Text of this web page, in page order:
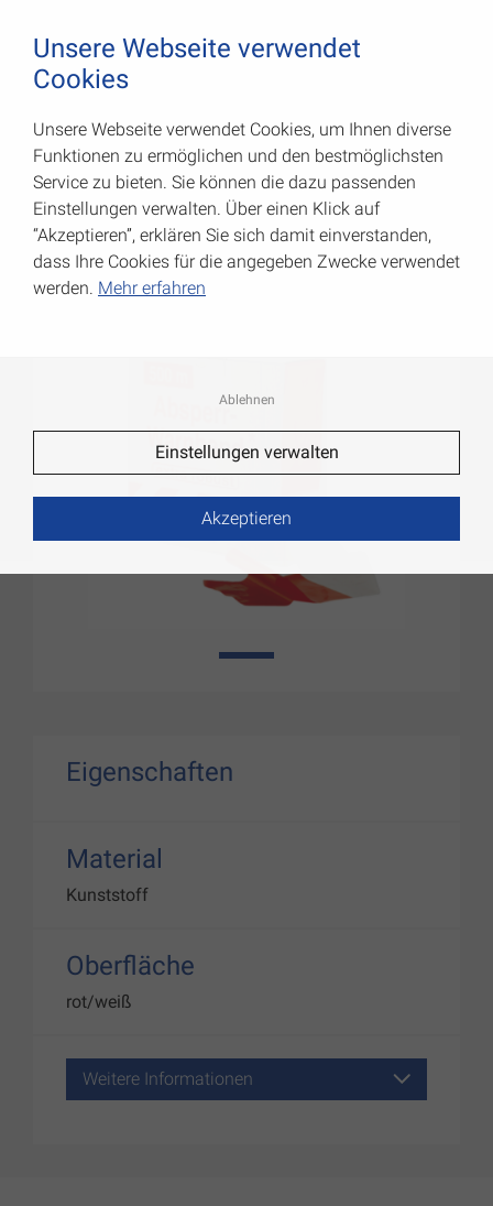
Absperrband (Flatterband)
Art.-Nr.: 007901522AV
1
Eigenschaften
Material
Kunststoff
Oberfläche
rot/weiß
Weitere Informationen
Unsere Webseite verwendet
Cookies
Unsere Webseite verwendet Cookies, um Ihnen diverse
Funktionen zu ermöglichen und den bestmöglichsten
Service zu bieten. Sie können die dazu passenden
Einstellungen verwalten. Über einen Klick auf
“Akzeptieren”, erklären Sie sich damit einverstanden,
dass Ihre Cookies für die angegeben Zwecke verwendet
werden. Mehr erfahren
Ablehnen
Einstellungen verwalten
Akzeptieren